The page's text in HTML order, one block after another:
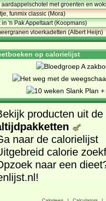
aardappelschotel met groenten en
funmix classic (Mora)
in 'n Pak Appeltaart (Koopmans)
vloerkadetten (Albert Heijn)
op calorielijst
producten uit
naar de calorielijst
calorie
naar een
!